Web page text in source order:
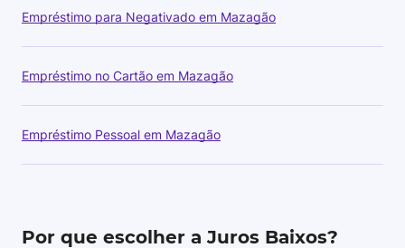
Empréstimo para Negativado em Mazagão
Empréstimo no Cartão em Mazagão
Empréstimo Pessoal em Mazagão
Por que escolher a Juros Baixos?